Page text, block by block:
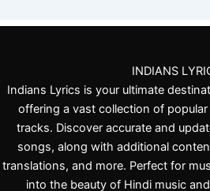
INDIANS
Indians Lyrics is your ultimate
offering a vast collection of
tracks. Discover accurate and
songs, along with additional
translations, and more. Perfect for
into the beauty of Hindi music